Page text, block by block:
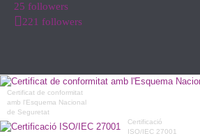
25 followers
221 followers
Certificat de conformitat
amb l'Esquema Nacional
de Seguretat
Certificació
ISO/IEC 27001